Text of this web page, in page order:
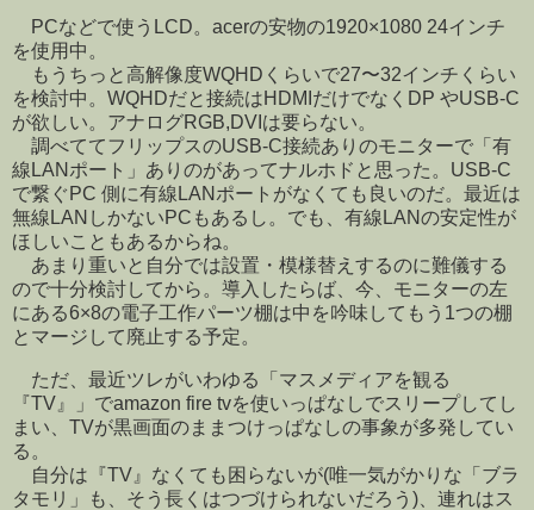
PCなどで使うLCD。acerの安物の1920×1080 24インチ
を使用中。
もうちっと高解像度WQHDくらいで27〜32インチくらい
を検討中。WQHDだと接続はHDMIだけでなくDP やUSB-C
が欲しい。アナログRGB,DVIは要らない。
調べててフリップスのUSB-C接続ありのモニターで「有
線LANポート」ありのがあってナルホドと思った。USB-C
で繋ぐPC 側に有線LANポートがなくても良いのだ。最近は
無線LANしかないPCもあるし。でも、有線LANの安定性が
ほしいこともあるからね。
あまり重いと自分では設置・模様替えするのに難儀する
ので十分検討してから。導入したらば、今、モニターの左
にある6×8の電子工作パーツ棚は中を吟味してもう1つの棚
とマージして廃止する予定。
ただ、最近ツレがいわゆる「マスメディアを観る
『TV』」でamazon fire tvを使いっぱなしでスリープしてし
まい、TVが黒画面のままつけっぱなしの事象が多発してい
る。
自分は『TV』なくても困らないが(唯一気がかりな「ブラ
タモリ」も、そう長くはつづけられないだろう)、連れはス